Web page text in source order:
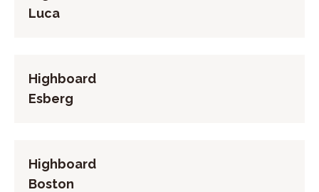
Luca
Highboard
Esberg
Highboard
Boston